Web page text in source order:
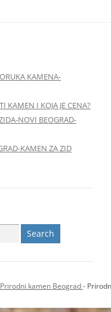
KAMENA-
KAMEN I KOJA JE CENA?
NOVI BEOGRAD-
KAMEN ZA ZID
Prirodni kamen Beograd-